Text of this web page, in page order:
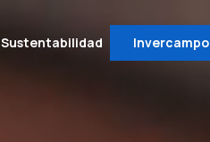
Sustentabilidad Invercampo